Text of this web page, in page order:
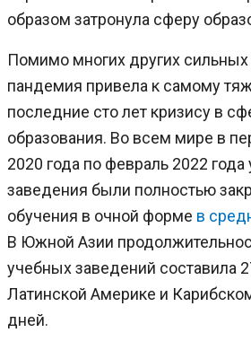
образом затронула сферу
Помимо многих других сильных
пандемия привела к самому
последние сто лет кризису в
образования. Во всем мире в
2020 года по февраль 2022
заведения были полностью
обучения в очной форме в
В Южной Азии
учебных заведений составила
Латинской Америке и
дней.